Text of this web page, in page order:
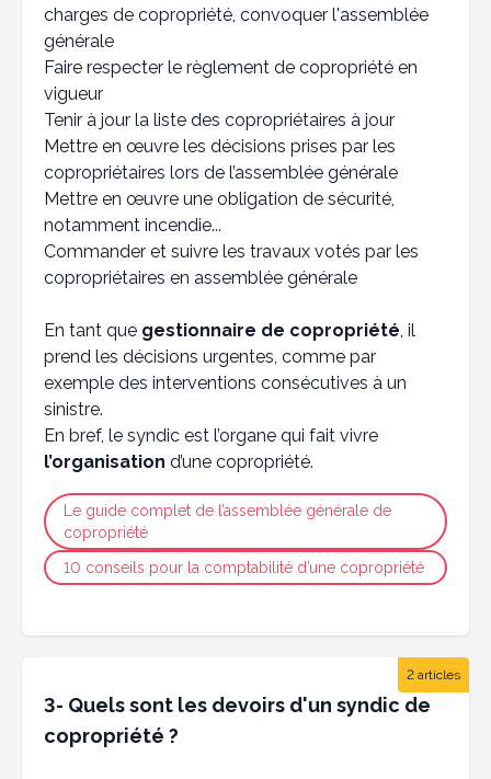
charges de copropriété, convoquer l'assemblée
générale
Faire respecter le règlement de copropriété en
vigueur
Tenir à jour la liste des copropriétaires à jour
Mettre en œuvre les décisions prises par les
copropriétaires lors de l’assemblée générale
Mettre en œuvre une obligation de sécurité,
notamment incendie...
Commander et suivre les travaux votés par les
copropriétaires en assemblée générale
En tant que gestionnaire de copropriété, il
prend les décisions urgentes, comme par
exemple des interventions consécutives à un
sinistre.
En bref, le syndic est l’organe qui fait vivre
l’organisation d’une copropriété.
Le guide complet de l’assemblée générale de
copropriété
10 conseils pour la comptabilité d’une copropriété
2 articles
3- Quels sont les devoirs d'un syndic de
copropriété ?